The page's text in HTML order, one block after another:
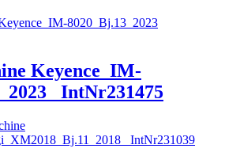
Keyence_IM-
_IntNr231475